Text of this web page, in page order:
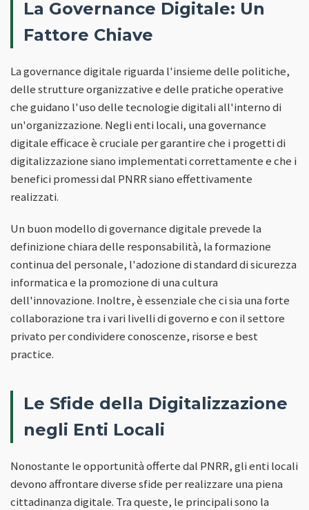
La Governance Digitale: Un
Fattore Chiave
La governance digitale riguarda l'insieme delle politiche,
delle strutture organizzative e delle pratiche operative
che guidano l'uso delle tecnologie digitali all'interno di
un'organizzazione. Negli enti locali, una governance
digitale efficace è cruciale per garantire che i progetti di
digitalizzazione siano implementati correttamente e che i
benefici promessi dal PNRR siano effettivamente
realizzati.
Un buon modello di governance digitale prevede la
definizione chiara delle responsabilità, la formazione
continua del personale, l'adozione di standard di sicurezza
informatica e la promozione di una cultura
dell'innovazione. Inoltre, è essenziale che ci sia una forte
collaborazione tra i vari livelli di governo e con il settore
privato per condividere conoscenze, risorse e best
practice.
Le Sfide della Digitalizzazione
negli Enti Locali
Nonostante le opportunità offerte dal PNRR, gli enti locali
devono affrontare diverse sfide per realizzare una piena
cittadinanza digitale. Tra queste, le principali sono la